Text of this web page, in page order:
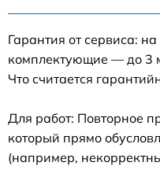
Гарантия от сервиса:
комплектующие — до 3
Что считается
Для работ: Повторное
который прямо
(например,